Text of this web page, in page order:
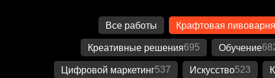
Все работы Крафтовая пивоварня
Креативные решения695 Обучение
Цифровой маркетинг537 Искусство523